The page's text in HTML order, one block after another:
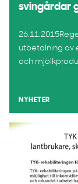
svingårdar
utbetalning av
och
NYHETER